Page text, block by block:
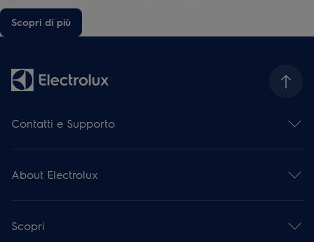
Scopri di più
Contatti e Supporto
Iscriviti alla nostra newsletter
Facebook
Instagram
Assistenza e Riparazioni
About Electrolux
Stampa e notizie
Informazioni finanziarie
Scopri